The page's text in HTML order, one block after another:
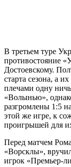
В третьем туре
противостояние
Достоевскому.
старта сезона, а
плечами одну
«Волынью»,
разгромлены 1:5
этой же игре, к
проигрышей для
Перед матчем
«Ворсклы»,
игрок «Премьер-